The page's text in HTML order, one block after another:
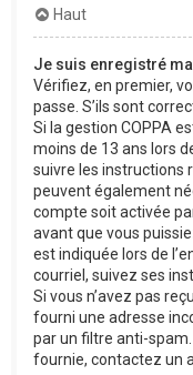
Haut
Je suis enregistré
Vérifiez, en premier,
passe. S’ils sont
Si la gestion COPPA
moins de 13 ans lors
suivre les instructions
peuvent également
compte soit activée
avant que vous
est indiquée lors de
courriel, suivez ses
Si vous n’avez pas
fourni une adresse
par un filtre anti-spam.
fournie, contactez un